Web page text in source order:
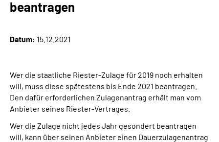
Online-Services
Suche
Language
beantragen
Datum: 15.12.2021
Wer die staatliche Riester-Zulage für 2019 noch erhalten
will, muss diese spätestens bis Ende 2021 beantragen.
Den dafür erforderlichen Zulagenantrag erhält man vom
Anbieter seines Riester-Vertrages.
Wer die Zulage nicht jedes Jahr gesondert beantragen
will, kann über seinen Anbieter einen Dauerzulagenantrag